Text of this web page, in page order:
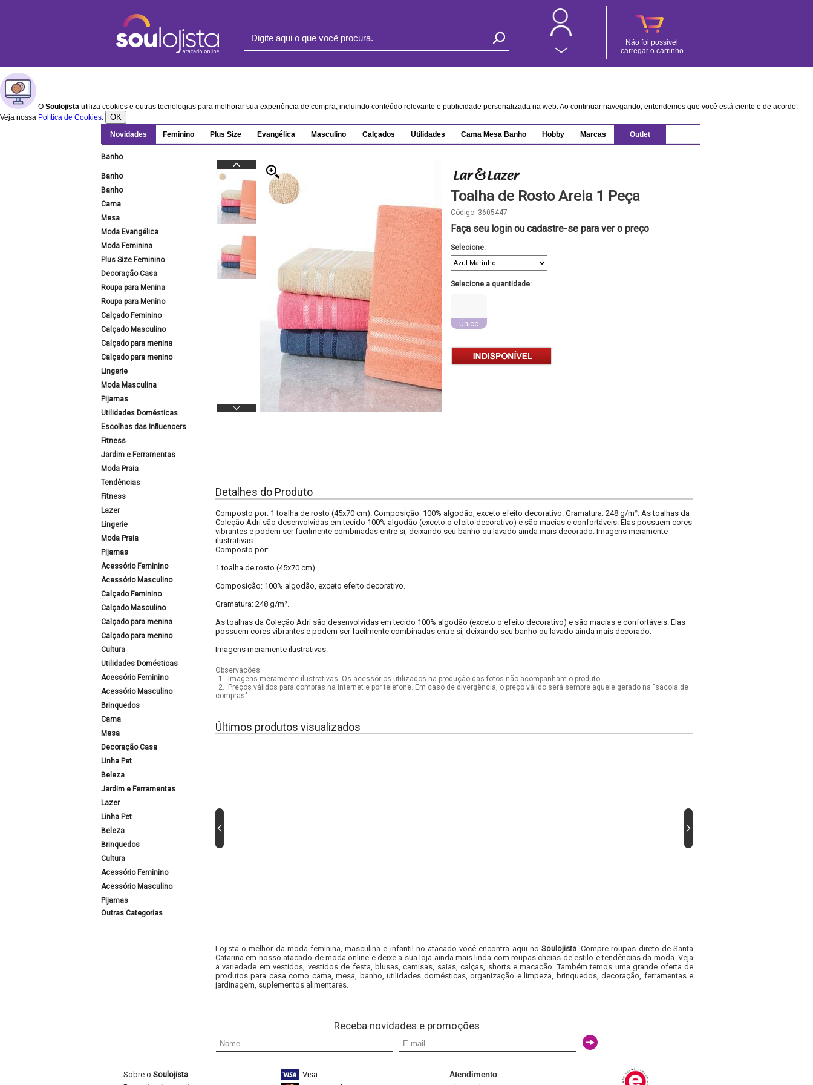
Não foi possível
carregar o carrinho
O Soulojista utiliza cookies e outras tecnologias para melhorar sua experiência de compra, incluindo conteúdo relevante e publicidade personalizada na web. Ao continuar navegando, entendemos que você está ciente e de acordo.
Veja nossa Política de Cookies. OK
Novidades Feminino Plus Size Evangélica Masculino Calçados Utilidades Cama Mesa Banho Hobby Marcas Outlet
Banho
Banho
Banho
Cama
Mesa
Moda Evangélica
Moda Feminina
Plus Size Feminino
Decoração Casa
Roupa para Menina
Roupa para Menino
Calçado Feminino
Calçado Masculino
Calçado para menina
Calçado para menino
Lingerie
Moda Masculina
Pijamas
Utilidades Domésticas
Escolhas das Influencers
Fitness
Jardim e Ferramentas
Moda Praia
Tendências
Fitness
Lazer
Lingerie
Moda Praia
Pijamas
Acessório Feminino
Acessório Masculino
Calçado Feminino
Calçado Masculino
Calçado para menina
Calçado para menino
Cultura
Utilidades Domésticas
Acessório Feminino
Acessório Masculino
Brinquedos
Cama
Mesa
Decoração Casa
Linha Pet
Beleza
Jardim e Ferramentas
Lazer
Linha Pet
Beleza
Brinquedos
Cultura
Acessório Feminino
Acessório Masculino
Pijamas
Outras Categorias
Toalha de Rosto Areia 1 Peça
Código: 3605447
Faça seu login ou cadastre-se para ver o preço
Selecione:
Selecione a quantidade:
Único
Detalhes do Produto
Composto por: 1 toalha de rosto (45x70 cm). Composição: 100% algodão, exceto efeito decorativo. Gramatura: 248 g/m². As toalhas da
Coleção Adri são desenvolvidas em tecido 100% algodão (exceto o efeito decorativo) e são macias e confortáveis. Elas possuem cores
vibrantes e podem ser facilmente combinadas entre si, deixando seu banho ou lavado ainda mais decorado. Imagens meramente
ilustrativas.
Composto por:
1 toalha de rosto (45x70 cm).
Composição: 100% algodão, exceto efeito decorativo.
Gramatura: 248 g/m².
As toalhas da Coleção Adri são desenvolvidas em tecido 100% algodão (exceto o efeito decorativo) e são macias e confortáveis. Elas
possuem cores vibrantes e podem ser facilmente combinadas entre si, deixando seu banho ou lavado ainda mais decorado.
Imagens meramente ilustrativas.
Observações:
1.
Imagens meramente ilustrativas. Os acessórios utilizados na produção das fotos não acompanham o produto.
2.
Preços válidos para compras na internet e por telefone. Em caso de divergência, o preço válido será sempre aquele gerado na "sacola de
compras".
Últimos produtos visualizados
Lojista o melhor da moda feminina, masculina e infantil no atacado você encontra aqui no Soulojista. Compre roupas direto de Santa
Catarina em nosso atacado de moda online e deixe a sua loja ainda mais linda com roupas cheias de estilo e tendências da moda. Veja
a variedade em vestidos, vestidos de festa, blusas, camisas, saias, calças, shorts e macacão. Também temos uma grande oferta de
produtos para casa como cama, mesa, banho, utilidades domésticas, organização e limpeza, brinquedos, decoração, ferramentas e
jardinagem, suplementos alimentares.
Receba novidades e promoções
Sobre o Soulojista
Visa
Atendimento